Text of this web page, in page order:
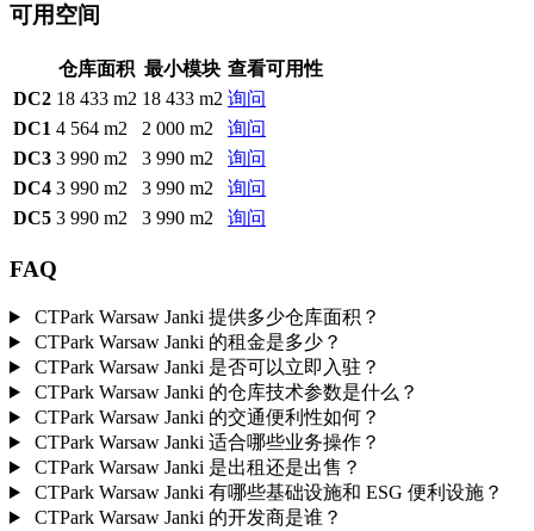
可用空间
仓库面积 最小模块 查看可用性
DC2 18 433 m2 18 433 m2 询问
DC1 4 564 m2 2 000 m2
询问
DC3 3 990 m2 3 990 m2
询问
DC4 3 990 m2 3 990 m2
询问
DC5 3 990 m2 3 990 m2 询问
FAQ
CTPark Warsaw Janki 提供多少仓库面积？
CTPark Warsaw Janki 的租金是多少？
CTPark Warsaw Janki 是否可以立即入驻？
CTPark Warsaw Janki 的仓库技术参数是什么？
CTPark Warsaw Janki 的交通便利性如何？
CTPark Warsaw Janki 适合哪些业务操作？
CTPark Warsaw Janki 是出租还是出售？
CTPark Warsaw Janki 有哪些基础设施和 ESG 便利设施？
CTPark Warsaw Janki 的开发商是谁？